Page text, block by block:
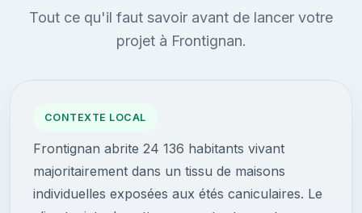
Tout ce qu'il faut savoir avant de lancer votre
projet à Frontignan.
CONTEXTE LOCAL
Frontignan abrite 24 136 habitants vivant
majoritairement dans un tissu de maisons
individuelles exposées aux étés caniculaires. Le